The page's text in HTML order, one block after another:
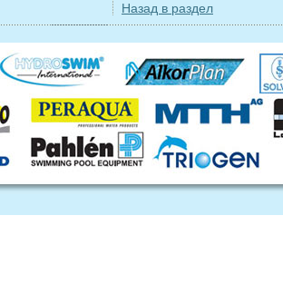
Назад в раздел